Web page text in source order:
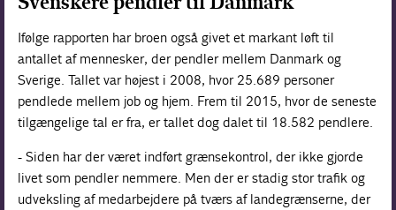
Ifølge rapporten har broen også givet et markant løft til
antallet af mennesker, der pendler mellem Danmark og
Sverige. Tallet var højest i 2008, hvor 25.689 personer
pendlede mellem job og hjem. Frem til 2015, hvor de seneste
tilgængelige tal er fra, er tallet dog dalet til 18.582 pendlere.
- Siden har der været indført grænsekontrol, der ikke gjorde
livet som pendler nemmere. Men der er stadig stor trafik og
udveksling af medarbejdere på tværs af landegrænserne, der